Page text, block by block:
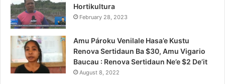
Hortikultura
February 28, 2023
Amu Pároku Venilale Hasa’e Kustu
Renova Sertidaun Ba $30, Amu Vigario
Baucau : Renova Sertidaun Ne’e $2 De’it
August 8, 2022